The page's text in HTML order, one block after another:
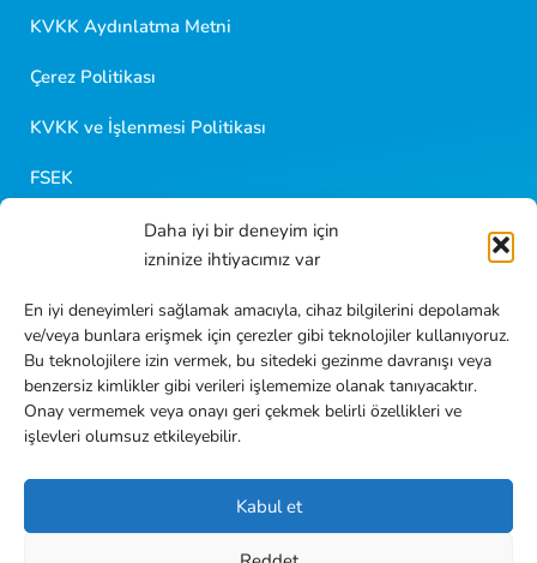
Daha iyi bir deneyim için
izninize ihtiyacımız var
En iyi deneyimleri sağlamak amacıyla, cihaz bilgilerini depolamak
ve/veya bunlara erişmek için çerezler gibi teknolojiler kullanıyoruz.
Bu teknolojilere izin vermek, bu sitedeki gezinme davranışı veya
benzersiz kimlikler gibi verileri işlememize olanak tanıyacaktır.
Onay vermemek veya onayı geri çekmek belirli özellikleri ve
işlevleri olumsuz etkileyebilir.
Kabul et
KVKK Aydınlatma Metni
Çerez Politikası
KVKK ve İşlenmesi Politikası
FSEK
Blog İçerikleri
Sıkça Sorulan Sorular
İletişim
Kısa sorular sorabilir veya aşağıdaki seçeneklerden